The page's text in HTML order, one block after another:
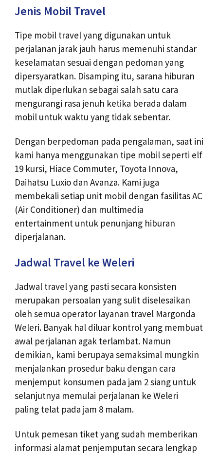
Jenis Mobil Travel
Tipe mobil travel yang digunakan untuk
perjalanan jarak jauh harus memenuhi standar
keselamatan sesuai dengan pedoman yang
dipersyaratkan. Disamping itu, sarana hiburan
mutlak diperlukan sebagai salah satu cara
mengurangi rasa jenuh ketika berada dalam
mobil untuk waktu yang tidak sebentar.
Dengan berpedoman pada pengalaman, saat ini
kami hanya menggunakan tipe mobil seperti elf
19 kursi, Hiace Commuter, Toyota Innova,
Daihatsu Luxio dan Avanza. Kami juga
membekali setiap unit mobil dengan fasilitas AC
(Air Conditioner) dan multimedia
entertainment untuk penunjang hiburan
diperjalanan.
Jadwal Travel ke Weleri
Jadwal travel yang pasti secara konsisten
merupakan persoalan yang sulit diselesaikan
oleh semua operator layanan travel Margonda
Weleri. Banyak hal diluar kontrol yang membuat
awal perjalanan agak terlambat. Namun
demikian, kami berupaya semaksimal mungkin
menjalankan prosedur baku dengan cara
menjemput konsumen pada jam 2 siang untuk
selanjutnya memulai perjalanan ke Weleri
paling telat pada jam 8 malam.
Untuk pemesan tiket yang sudah memberikan
informasi alamat penjemputan secara lengkap